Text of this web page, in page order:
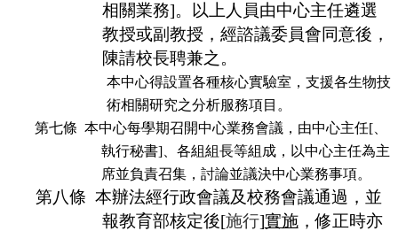
相關業務]。以上人員由中心主任遴選
教授或副教授，經諮議委員會同意後，
陳請校長聘兼之。
本中心得設置各種核心實驗室，支援各生物技
術相關研究之分析服務項目。
第七條 本中心每學期召開中心業務會議，由中心主任[、
執行秘書]、各組組長等組成，以中心主任為主
席並負責召集，討論並議決中心業務事項。
第八條 本辦法經行政會議及校務會議通過，並
報教育部核定後[施行]實施，修正時亦